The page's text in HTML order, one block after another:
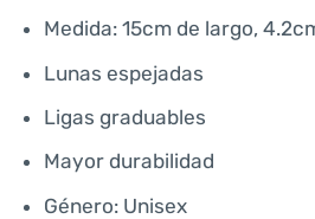
Medida: 15cm de largo,
Lunas espejadas
Ligas graduables
Mayor durabilidad
Género: Unisex